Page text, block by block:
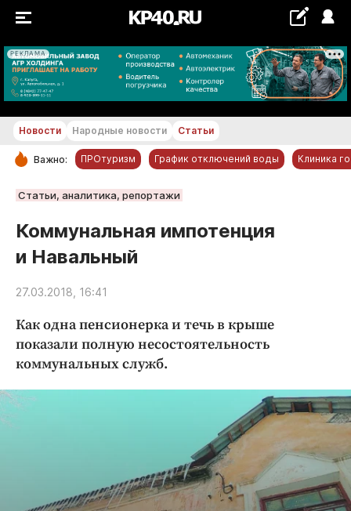
РЕКЛАМА
+20...+21 °С
РУБРИКИ
Новости компаний
Статьи
Народные новости
Благоустройство
Криминал
Праздники
Новости Народные новости Статьи
Важно: ПРОтуризм График отключений воды Клиника
Статьи, аналитика, репортажи
Коммунальная импотенция
и Навальный
27.03.2018, 16:41
Как одна пенсионерка и течь в крыше
показали полную несостоятельность
коммунальных служб.